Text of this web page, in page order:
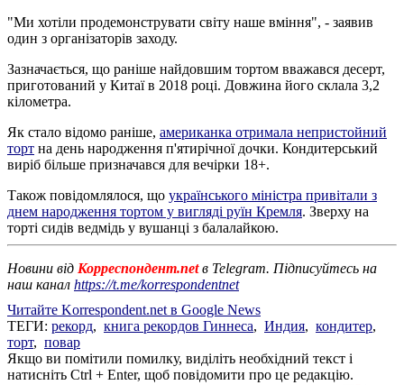
"Ми хотіли продемонструвати світу наше вміння", - заявив
один з організаторів заходу.
Зазначається, що раніше найдовшим тортом вважався десерт,
приготований у Китаї в 2018 році. Довжина його склала 3,2
кілометра.
Як стало відомо раніше, американка отримала непристойний
торт на день народження п'ятирічної дочки. Кондитерський
виріб більше призначався для вечірки 18+.
Також повідомлялося, що українського міністра привітали з
днем народження тортом у вигляді руїн Кремля. Зверху на
торті сидів ведмідь у вушанці з балалайкою.
Новини від Корреспондент.netв Telegram. Підписуйтесь на
наш канал https://t.me/korrespondentnet
Читайте Korrespondent.net в Google News
ТЕГИ: рекорд, книга рекордов Гиннеса, Индия, кондитер,
торт, повар
Якщо ви помітили помилку, виділіть необхідний текст і
натисніть Ctrl + Enter, щоб повідомити про це редакцію.